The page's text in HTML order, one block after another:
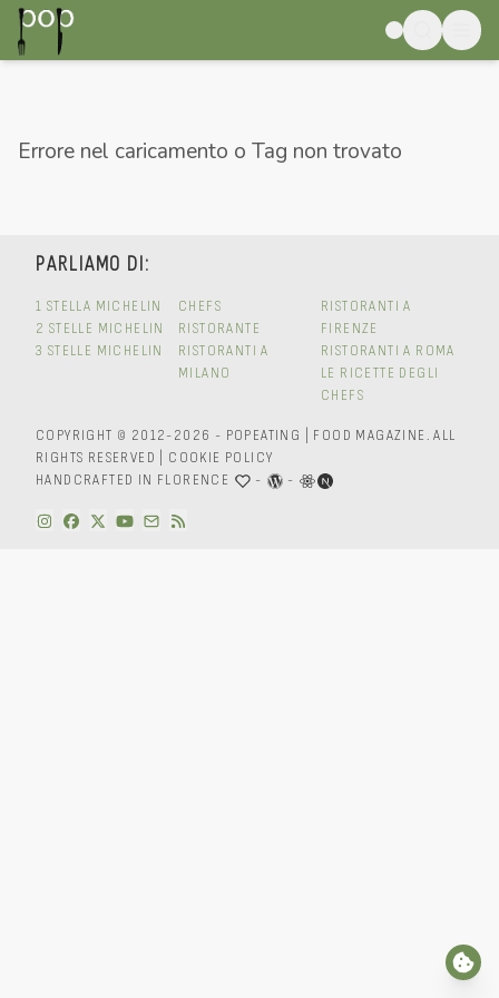
Errore nel caricamento o Tag non trovato
PARLIAMO DI:
1 STELLA MICHELIN
2 STELLE MICHELIN
3 STELLE MICHELIN
CHEFS
RISTORANTE
RISTORANTI A
MILANO
RISTORANTI A
FIRENZE
RISTORANTI A ROMA
LE RICETTE DEGLI
CHEFS
COPYRIGHT © 2012-2026 - POPEATING | FOOD MAGAZINE.ALL
RIGHTS RESERVED
COOKIE POLICY
HANDCRAFTED IN FLORENCE
- -